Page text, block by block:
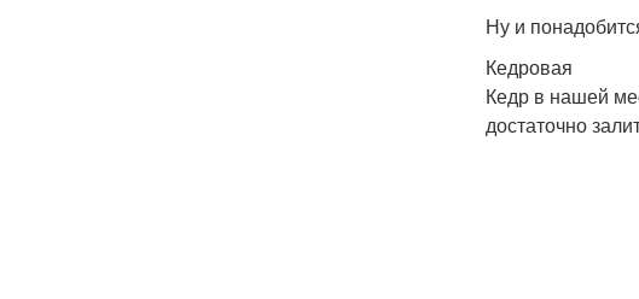
Ну и
Кедровая
Кедр в нашей
достаточно